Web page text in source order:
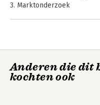
de essentie, met
MyLab NL
3. Marktonderzoek
9. SWOT-analyse
10. Strategiekeuze
Anderen die dit
kochten ook